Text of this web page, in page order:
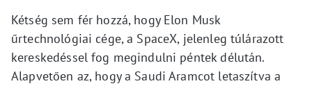
Kétség sem fér hozzá, hogy Elon Musk
űrtechnológiai cége, a SpaceX, jelenleg túlárazott
kereskedéssel fog megindulni péntek délután.
Alapvetően az, hogy a Saudi Aramcot letaszítva a